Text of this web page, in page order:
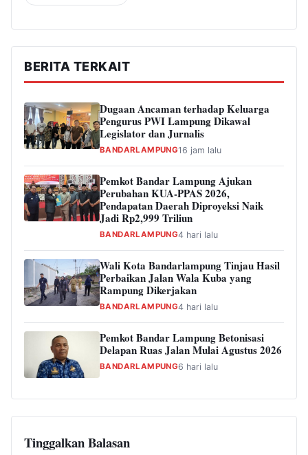
BERITA TERKAIT
Dugaan Ancaman terhadap Keluarga
Pengurus PWI Lampung Dikawal
Legislator dan Jurnalis
BANDARLAMPUNG16 jam lalu
Pemkot Bandar Lampung Ajukan
Perubahan KUA-PPAS 2026,
Pendapatan Daerah Diproyeksi Naik
Jadi Rp2,999 Triliun
BANDARLAMPUNG4 hari lalu
Wali Kota Bandarlampung Tinjau Hasil
Perbaikan Jalan Wala Kuba yang
Rampung Dikerjakan
BANDARLAMPUNG4 hari lalu
Pemkot Bandar Lampung Betonisasi
Delapan Ruas Jalan Mulai Agustus 2026
BANDARLAMPUNG6 hari lalu
Tinggalkan Balasan